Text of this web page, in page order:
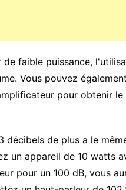
faible puissance,
Vous pouvez
pour obtenir le
décibels de plus a le
un appareil de 10 watts
pour un 100 dB, vous